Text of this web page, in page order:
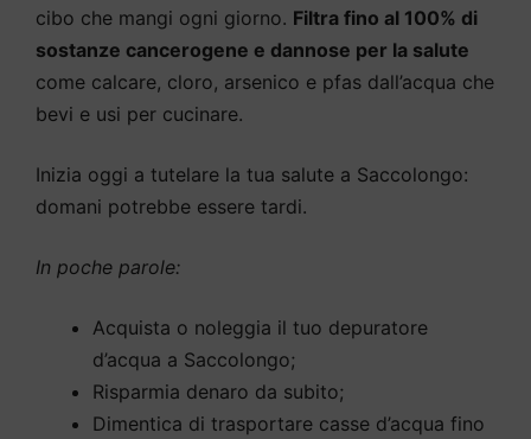
cibo che mangi ogni giorno. Filtra fino al 100% di
sostanze cancerogene e dannose per la salute
come calcare, cloro, arsenico e pfas dall’acqua che
bevi e usi per cucinare.
Inizia oggi a tutelare la tua salute a Saccolongo:
domani potrebbe essere tardi.
In poche parole:
Acquista o noleggia il tuo depuratore
d’acqua a Saccolongo;
Risparmia denaro da subito;
Dimentica di trasportare casse d’acqua fino